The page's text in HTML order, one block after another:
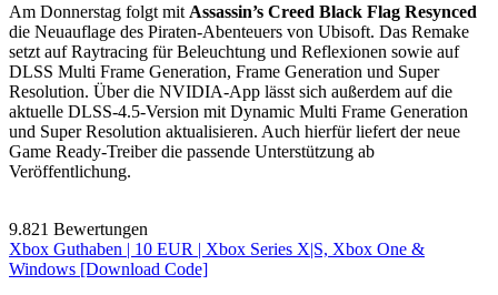
Am Donnerstag folgt mit Assassin’s Creed Black Flag Resynced
die Neuauflage des Piraten-Abenteuers von Ubisoft. Das Remake
setzt auf Raytracing für Beleuchtung und Reflexionen sowie auf
DLSS Multi Frame Generation, Frame Generation und Super
Resolution. Über die NVIDIA-App lässt sich außerdem auf die
aktuelle DLSS-4.5-Version mit Dynamic Multi Frame Generation
und Super Resolution aktualisieren. Auch hierfür liefert der neue
Game Ready-Treiber die passende Unterstützung ab
Veröffentlichung.
9.821 Bewertungen
Xbox Guthaben | 10 EUR | Xbox Series X|S, Xbox One &
Windows [Download Code]